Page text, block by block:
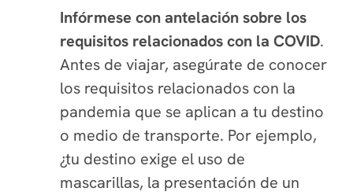
Infórmese con antelación sobre los
requisitos relacionados con la COVID.
Antes de viajar, asegúrate de conocer
los requisitos relacionados con la
pandemia que se aplican a tu destino
o medio de transporte. Por ejemplo,
¿tu destino exige el uso de
mascarillas, la presentación de un